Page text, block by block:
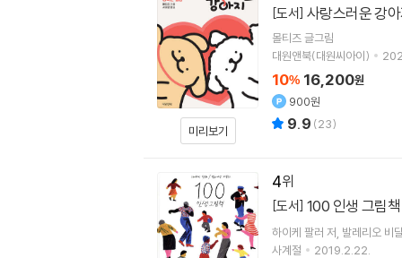
미리보기
[도서] 사랑스러운 강
몰티즈글그림
대원앤북(대원씨아이)
10% 16,200원
900원
9.9 (23)
4
[도서] 100 인생 그림책
하이케 팔러 저 발레리오 비
사계절
2019.2.22.